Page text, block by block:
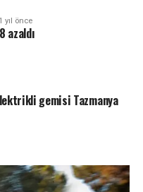
1 yıl önce
azaldı
gemisi Tazmanya